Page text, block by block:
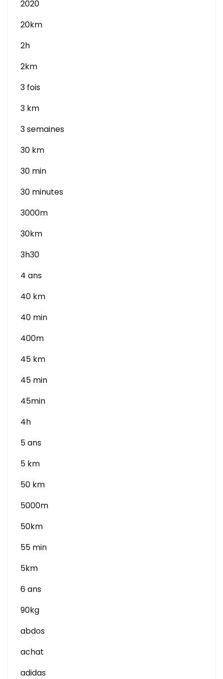
2020
20km
2h
2km
3 fois
3 km
3 semaines
30 km
30 min
30 minutes
3000m
30km
3h30
4 ans
40 km
40 min
400m
45 km
45 min
45min
4h
5 ans
5 km
50 km
5000m
50km
55 min
5km
6 ans
90kg
abdos
achat
adidas